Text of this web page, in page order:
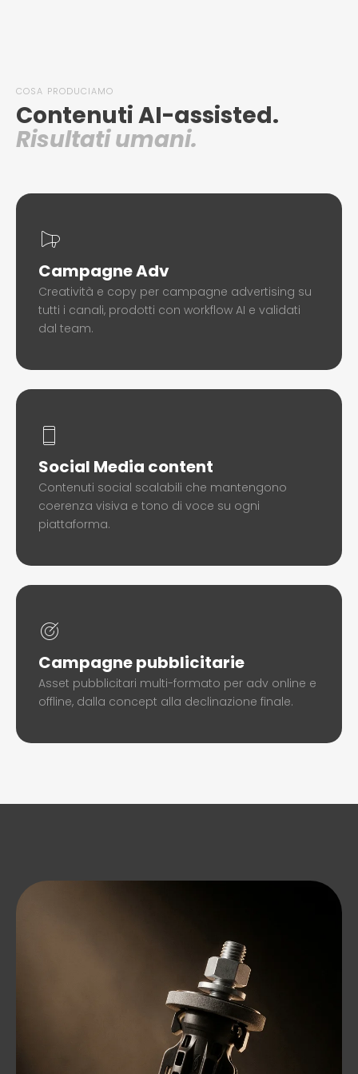
COSA PRODUCIAMO
Contenuti AI-assisted.
Risultati umani.
Campagne Adv
Creatività e copy per campagne advertising su
tutti i canali, prodotti con workflow AI e validati
dal team.
Social Media content
Contenuti social scalabili che mantengono
coerenza visiva e tono di voce su ogni
piattaforma.
Campagne pubblicitarie
Asset pubblicitari multi-formato per adv online e
offline, dalla concept alla declinazione finale.